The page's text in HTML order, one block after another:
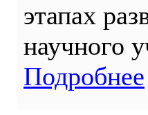
этапах
научного
Подробнее